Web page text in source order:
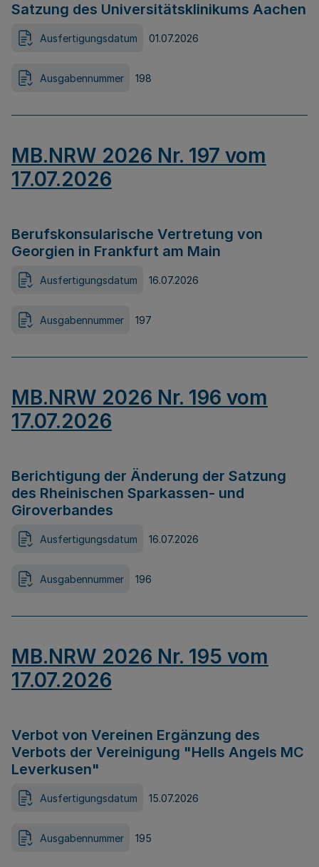
Satzung des Universitätsklinikums Aachen
Ausfertigungsdatum 01.07.2026
Ausgabennummer 198
MB.NRW 2026 Nr. 197 vom
17.07.2026
Berufskonsularische Vertretung von
Georgien in Frankfurt am Main
Ausfertigungsdatum 16.07.2026
Ausgabennummer 197
MB.NRW 2026 Nr. 196 vom
17.07.2026
Berichtigung der Änderung der Satzung
des Rheinischen Sparkassen- und
Giroverbandes
Ausfertigungsdatum 16.07.2026
Ausgabennummer 196
MB.NRW 2026 Nr. 195 vom
17.07.2026
Verbot von Vereinen Ergänzung des
Verbots der Vereinigung "Hells Angels MC
Leverkusen"
Ausfertigungsdatum 15.07.2026
Ausgabennummer 195